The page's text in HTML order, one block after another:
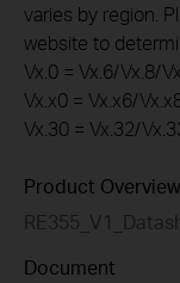
varies by region.
website to
Vx.0 = Vx.6/Vx.8/
Vx.x0 = Vx.x6/
Vx.30 = Vx.32/
Product Overview
Document